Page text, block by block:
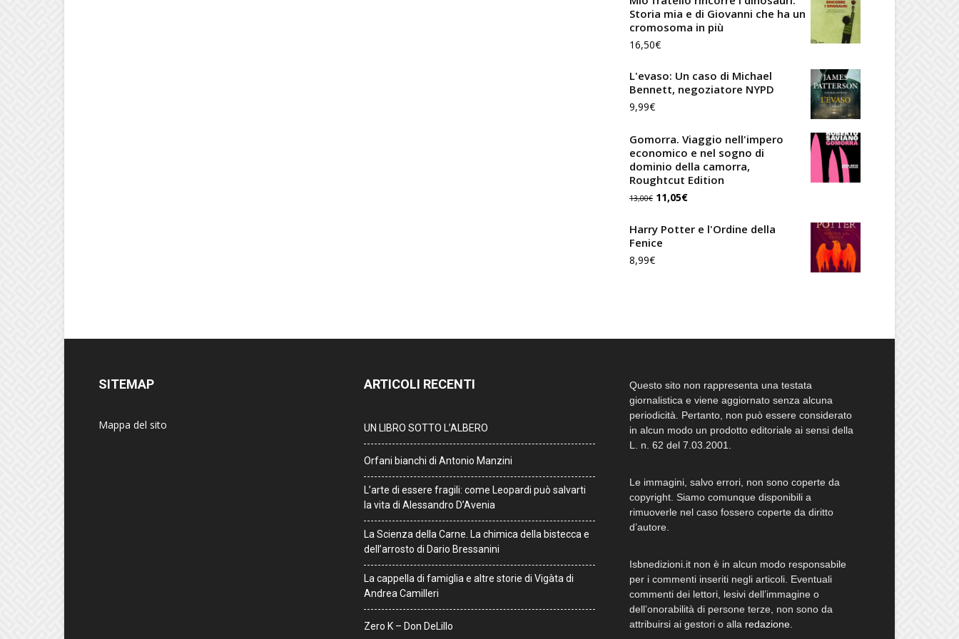
originale
era:
20,00€.
attuale
è:
Storia mia e di Giovanni che ha un
cromosoma in più
16,50€
L'evaso: Un caso di Michael
Bennett, negoziatore NYPD
9,99€
Gomorra. Viaggio nell'impero
economico e nel sogno di
dominio della camorra,
Roughtcut Edition
13,00€ Il
originale
11,05€Il
Harry Potter e l'Ordine della
Fenice
8,99€
SITEMAP
Mappa del sito
ARTICOLI RECENTI
UN LIBRO SOTTO L’ALBERO
Orfani bianchi di Antonio Manzini
L’arte di essere fragili: come Leopardi può salvarti
la vita di Alessandro D’Avenia
La Scienza della Carne. La chimica della bistecca e
dell’arrosto di Dario Bressanini
La cappella di famiglia e altre storie di Vigàta di
Andrea Camilleri
Zero K – Don DeLillo
Questo sito non rappresenta una testata
giornalistica e viene aggiornato senza alcuna
periodicità. Pertanto, non può essere considerato
in alcun modo un prodotto editoriale ai sensi della
L. n. 62 del 7.03.2001.
Le immagini, salvo errori, non sono coperte da
copyright. Siamo comunque disponibili a
rimuoverle nel caso fossero coperte da diritto
d’autore.
Isbnedizioni.it non è in alcun modo responsabile
per i commenti inseriti negli articoli. Eventuali
commenti dei lettori, lesivi dell’immagine o
dell’onorabilità di persone terze, non sono da
attribuirsi ai gestori o alla redazione